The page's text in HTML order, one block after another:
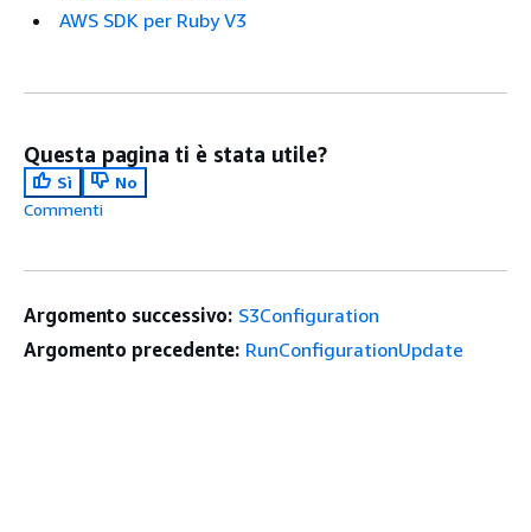
AWS SDK per Ruby V3
Questa pagina ti è stata utile?
Sì
No
Commenti
Argomento successivo: S3Configuration
Argomento precedente: RunConfigurationUpdate